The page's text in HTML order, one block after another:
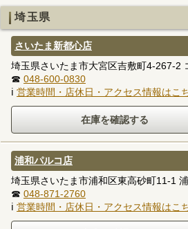
埼玉県
さいたま新都心店
埼玉県さいたま市大宮区吉敷町4-267-2
☎ 048-600-0830
ℹ 営業時間・店休日・アクセス情報はこ
浦和パルコ店
埼玉県さいたま市浦和区東高砂町11-1
☎ 048-871-2760
ℹ 営業時間・店休日・アクセス情報はこ